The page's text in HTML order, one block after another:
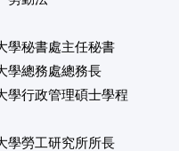
學秘書處主任秘書
學總務處總務長
學行政管理碩士學程
學勞工研究所所長